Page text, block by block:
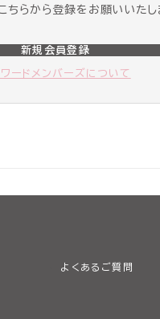
ちらから登録をお願いいたし
新規会員登録
ワードメンバーズについて
よくあるご質問